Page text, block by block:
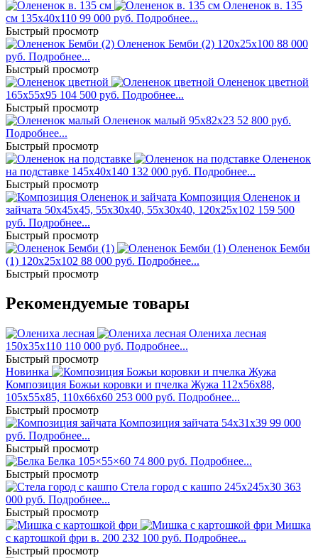
Олененок в. 135
см 135х40х110 99 000 руб. Подробнее...
Быстрый просмотр
Олененок Бемби (2) 120x25x100 88 000
руб. Подробнее...
Быстрый просмотр
Олененок цветной
165x55x95 104 500 руб. Подробнее...
Быстрый просмотр
Олененок малый 95x82x23 52 800 руб.
Подробнее...
Быстрый просмотр
Олененок
на подставке 145x40x140 132 000 руб. Подробнее...
Быстрый просмотр
Композиция Олененок и
зайчата 50x45x45, 55x30x40, 55x30x40, 120x25x102 159 500
руб. Подробнее...
Быстрый просмотр
Олененок Бемби
(1) 120x25x102 88 000 руб. Подробнее...
Быстрый просмотр
Рекомендуемые товары
Олениха лесная
150x35x110 110 000 руб. Подробнее...
Быстрый просмотр
Новинка
Композиция Божьи коровки и пчелка Жужа 112x56x88,
105x55x85, 110x66x60 253 000 руб. Подробнее...
Быстрый просмотр
Композиция зайчата 54x31x39 99 000
руб. Подробнее...
Быстрый просмотр
Белка 105×55×60 74 800 руб. Подробнее...
Быстрый просмотр
Стела город с кашпо 245x245x30 363
000 руб. Подробнее...
Быстрый просмотр
Мишка
с картошкой фри в. 200 232 100 руб. Подробнее...
Быстрый просмотр